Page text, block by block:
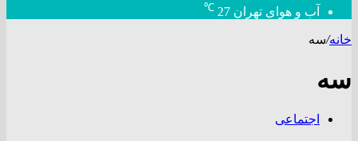
آب و هوای تهران 27
℃
خانه/سه
سه
اجتماعی